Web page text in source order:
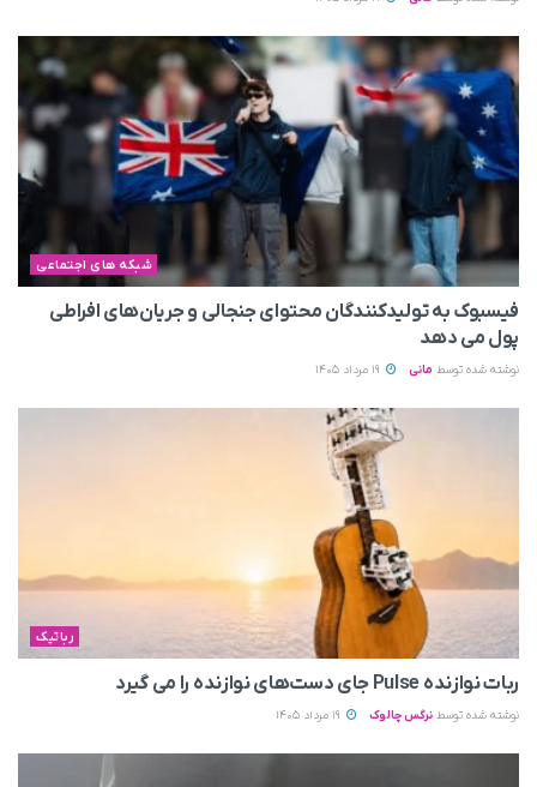
شبکه های اجتماعی
فیسبوک به تولیدکنندگان محتوای جنجالی و جریان‌های افراطی
پول می‌ دهد
نوشته شده توسط مانی
رباتیک
ربات نوازنده Pulse جای دست‌های نوازنده را می‌ گیرد
نوشته شده توسط نرگس چالوک